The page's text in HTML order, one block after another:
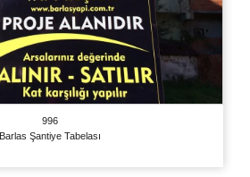
996
Barlas Şantiye Tabelası